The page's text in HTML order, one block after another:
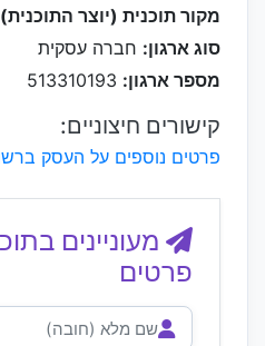
מקור תוכנית (יוצר
סוג ארגון: חברה עסקית
מספר ארגון:
קישורים חיצוניים:
פרטים נוספים על העסק
מעוניינים
פרטים